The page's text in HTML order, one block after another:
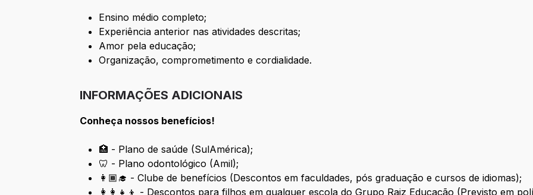
Ensino médio completo;
Experiência anterior nas atividades descritas;
Amor pela educação;
Organização, comprometimento e cordialidade.
INFORMAÇÕES ADICIONAIS
Conheça nossos benefícios!
🏥 - Plano de saúde (SulAmérica);
🦷 - Plano odontológico (Amil);
👩🏾‍🎓 - Clube de benefícios (Descontos em faculdades, pós graduação e cursos de idiomas);
👩‍👩‍👧‍👦 - Descontos para filhos em qualquer escola do Grupo Raiz Educação (Previsto em